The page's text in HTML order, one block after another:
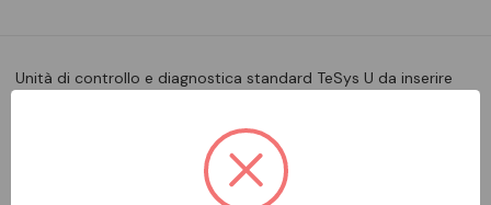
Unità di controllo e diagnostica standard TeSys U da inserire
dello starter TeSys U, per applicazioni di motore a 1 fasi fino a 4
kW a 400 V. Fornisce protezione completa ai motori con
corrente nominale Ir 4,5-18A (Ir regolabile), classe…